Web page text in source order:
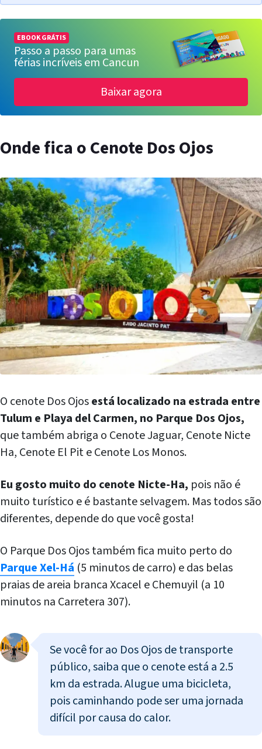
EBOOK GRÁTIS
Passo a passo para umas
férias incríveis em Cancun
Baixar agora
Onde fica o Cenote Dos Ojos
O cenote Dos Ojosestá localizado na estrada entre
Tulum e Playa del Carmen, no Parque Dos Ojos,
que também abriga o Cenote Jaguar, Cenote Nicte
Ha, Cenote El Pit e Cenote Los Monos.
Eu gosto muito do cenote Nicte-Ha, pois não é
muito turístico e é bastante selvagem. Mas todos são
diferentes, depende do que você gosta!
O Parque Dos Ojos também fica muito perto do
Parque Xel-Há (5 minutos de carro) e das belas
praias de areia branca Xcacel e Chemuyil (a 10
minutos na Carretera 307).
Se você for ao Dos Ojos de transporte
público, saiba que o cenote está a 2.5
km da estrada. Alugue uma bicicleta,
pois caminhando pode ser uma jornada
difícil por causa do calor.